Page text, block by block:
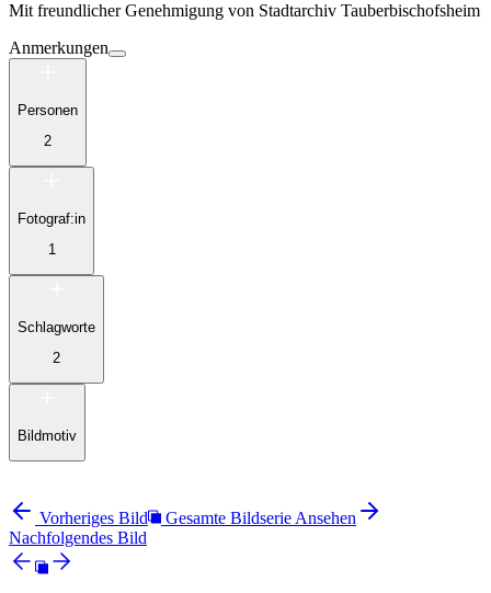
Mit freundlicher Genehmigung von Stadtarchiv Tauberbischofsheim
Anmerkungen
Personen
2
Fotograf:in
1
Schlagworte
2
Bildmotiv
Vorheriges Bild
Gesamte Bildserie Ansehen
Nachfolgendes Bild